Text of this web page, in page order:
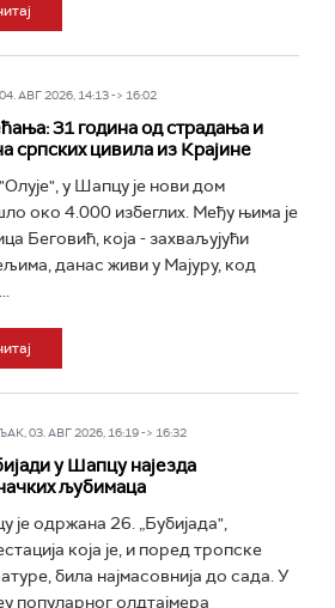
АВГ 2026, 14:13 -> 16:02
31 година од страдања и
српских цивила из Крајине
у Шапцу је нови дом
око 4.000 избеглих. Међу њима је
Беговић, која - захваљујући
данас живи у Мајуру, код
03. АВГ 2026, 16:19 -> 16:32
у Шапцу најезда
љубимаца
је одржана 26. „Бубијада",
која је, и поред тропске
била најмасовнија до сада. У
популарног олдтајмера